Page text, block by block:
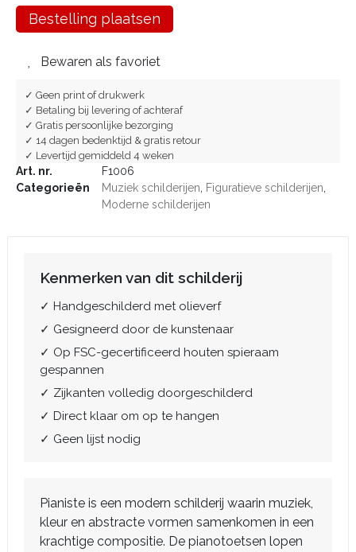
Bestelling plaatsen
Bewaren als favoriet
✓ Geen print of drukwerk
✓ Betaling bij levering of achteraf
✓ Gratis persoonlijke bezorging
✓ 14 dagen bedenktijd & gratis retour
✓ Levertijd gemiddeld 4 weken
Art. nr.
F1006
Categorieën
Muziek schilderijen Figuratieve schilderijen
Moderne schilderijen
Kenmerken van dit schilderij
✓ Handgeschilderd met olieverf
✓ Gesigneerd door de kunstenaar
✓ Op FSC-gecertificeerd houten spieraam
gespannen
✓ Zijkanten volledig doorgeschilderd
✓ Direct klaar om op te hangen
✓ Geen lijst nodig
Pianiste is een modern schilderij waarin muziek,
kleur en abstracte vormen samenkomen in een
krachtige compositie. De pianotoetsen lopen